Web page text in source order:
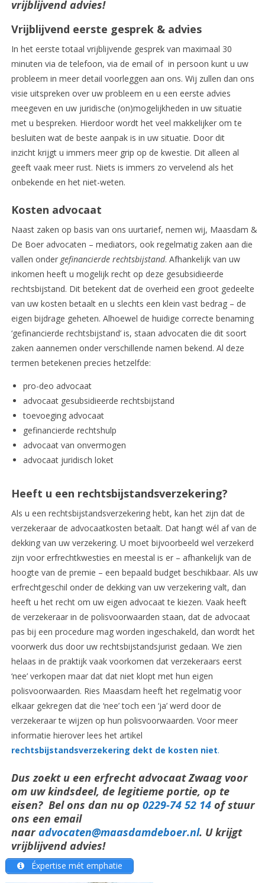
vrijblijvend advies!
Vrijblijvend eerste gesprek & advies
In het eerste totaal vrijblijvende gesprek van maximaal 30
minuten via de telefoon, via de email of in persoon kunt u uw
probleem in meer detail voorleggen aan ons. Wij zullen dan ons
visie uitspreken over uw probleem en u een eerste advies
meegeven en uw juridische (on)mogelijkheden in uw situatie
met u bespreken. Hierdoor wordt het veel makkelijker om te
besluiten wat de beste aanpak is in uw situatie. Door dit
inzicht krijgt u immers meer grip op de kwestie. Dit alleen al
geeft vaak meer rust. Niets is immers zo vervelend als het
onbekende en het niet-weten.
Kosten advocaat
Naast zaken op basis van ons uurtarief, nemen wij, Maasdam &
De Boer advocaten – mediators, ook regelmatig zaken aan die
vallen onder gefinancierde rechtsbijstand. Afhankelijk van uw
inkomen heeft u mogelijk recht op deze gesubsidieerde
rechtsbijstand. Dit betekent dat de overheid een groot gedeelte
van uw kosten betaalt en u slechts een klein vast bedrag – de
eigen bijdrage geheten. Alhoewel de huidige correcte benaming
‘gefinancierde rechtsbijstand’ is, staan advocaten die dit soort
zaken aannemen onder verschillende namen bekend. Al deze
termen betekenen precies hetzelfde:
pro-deo advocaat
advocaat gesubsidieerde rechtsbijstand
toevoeging advocaat
gefinancierde rechtshulp
advocaat van onvermogen
advocaat juridisch loket
Heeft u een rechtsbijstandsverzekering?
Als u een rechtsbijstandsverzekering hebt, kan het zijn dat de
verzekeraar de advocaatkosten betaalt. Dat hangt wél af van de
dekking van uw verzekering. U moet bijvoorbeeld wel verzekerd
zijn voor erfrechtkwesties en meestal is er – afhankelijk van de
hoogte van de premie – een bepaald budget beschikbaar. Als uw
erfrechtgeschil onder de dekking van uw verzekering valt, dan
heeft u het recht om uw eigen advocaat te kiezen. Vaak heeft
de verzekeraar in de polisvoorwaarden staan, dat de advocaat
pas bij een procedure mag worden ingeschakeld, dan wordt het
voorwerk dus door uw rechtsbijstandsjurist gedaan. We zien
helaas in de praktijk vaak voorkomen dat verzekeraars eerst
‘nee’ verkopen maar dat dat niet klopt met hun eigen
polisvoorwaarden. Ries Maasdam heeft het regelmatig voor
elkaar gekregen dat die ‘nee’ toch een ‘ja’ werd door de
verzekeraar te wijzen op hun polisvoorwaarden. Voor meer
informatie hierover lees het artikel
rechtsbijstandsverzekering dekt de kosten niet.
Dus zoekt u een erfrecht advocaat Zwaag voor
om uw kindsdeel, de legitieme portie, op te
eisen? Bel ons dan nu op 0229-74 52 14 of stuur
ons een email
naar advocaten@maasdamdeboer.nl. U krijgt
vrijblijvend advies!
Éxpertise mét emphatie